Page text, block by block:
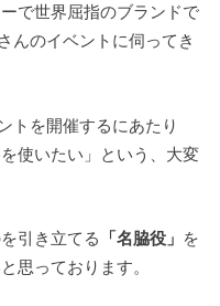
で世界屈指のブランドで
さんのイベントに伺ってき
トを開催するにあたり
使いたい」という、大変
引き立てる 「名脇役」 を
思っております。